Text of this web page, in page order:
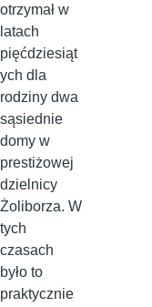
otrzymał w
latach
pięćdziesiąt
ych dla
rodziny dwa
sąsiednie
domy w
prestiżowej
dzielnicy
Żoliborza. W
tych
czasach
było to
praktycznie